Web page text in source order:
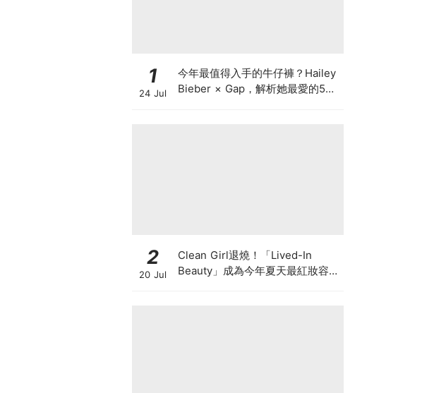
1
24 Jul
今年最值得入手的牛仔褲？Hailey
Bieber × Gap，解析她最愛的5種
2
20 Jul
Clean Girl退燒！「Lived-In
Beauty」成為今年夏天最紅妝容，